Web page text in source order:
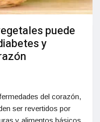
puede
y
del corazón,
ser revertidos por